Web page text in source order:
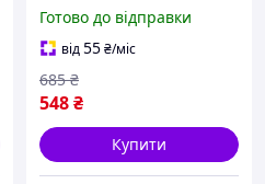
нахилу 15 градусів
поворот 360
Готово до відправки
від55₴/міс
548₴
685 ₴
Купити